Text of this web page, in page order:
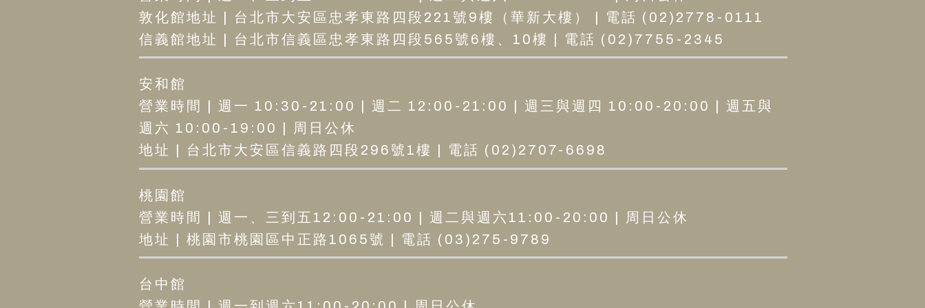
i
n
t
i
o
敦化館地址 | 台北市大安區忠孝東路四段221號9樓（華新大樓） | 電話 (02)2778-0111
信義館地址 | 台北市信義區忠孝東路四段565號6樓、10樓 | 電話 (02)7755-2345
安和館
營業時間 | 週一 10:30-21:00 | 週二 12:00-21:00 | 週三與週四 10:00-20:00 | 週五與
週六 10:00-19:00 | 周日公休
地址 | 台北市大安區信義路四段296號1樓 | 電話 (02)2707-6698
桃園館
營業時間 | 週一、三到五12:00-21:00 | 週二與週六11:00-20:00 | 周日公休
地址 | 桃園市桃園區中正路1065號 | 電話 (03)275-9789
台中館